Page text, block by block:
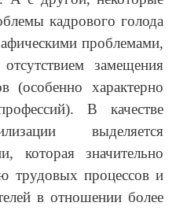
кадрового голода
проблемами,
замещения
(особенно характерно
В качестве
выделяется
которая значительно
трудовых процессов и
в отношении более